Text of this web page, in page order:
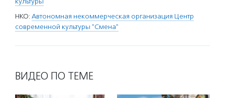
НКО: Автономная некоммерческая организация Центр
современной культуры "Смена"
ВИДЕО ПО ТЕМЕ